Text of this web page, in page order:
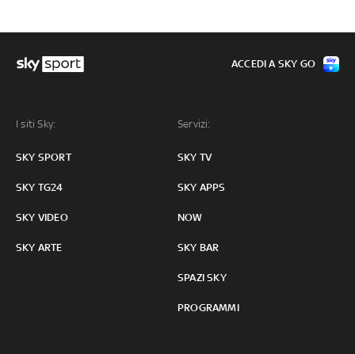
I siti Sky:
SKY SPORT
SKY TG24
SKY VIDEO
SKY ARTE
Servizi:
SKY TV
SKY APPS
NOW
SKY BAR
SPAZI SKY
PROGRAMMI
ACCEDI A SKY GO